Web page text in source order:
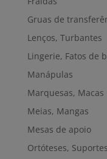
Gruas de
Lenços, Turbantes
Lingerie, Fatos de
Manápulas
Marquesas, Macas
Meias, Mangas
Mesas de apoio
Ortóteses, Suportes